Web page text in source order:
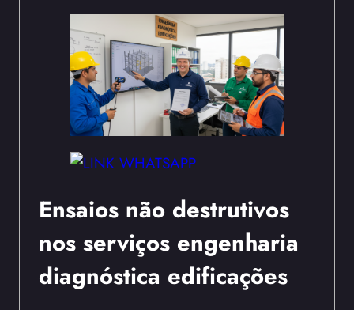
Ensaios não destrutivos
nos serviços engenharia
diagnóstica edificações